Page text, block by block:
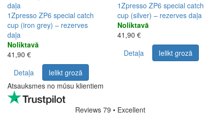
1Zpresso ZP6 special catch
cup (iron grey) – rezerves
daļa
Noliktavā
41,90 €
Detaļa
Ielikt grozā
1Zpresso ZP6 special catch
cup (silver) – rezerves daļa
Noliktavā
41,90 €
Detaļa
Ielikt grozā
Atsauksmes no mūsu klientiem
Reviews 79 • Excellent